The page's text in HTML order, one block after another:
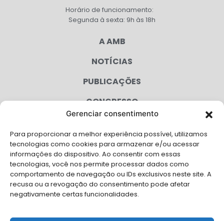
Gerenciar consentimento
Para proporcionar a melhor experiência possível, utilizamos
tecnologias como cookies para armazenar e/ou acessar
informações do dispositivo. Ao consentir com essas
tecnologias, você nos permite processar dados como
comportamento de navegação ou IDs exclusivos neste site. A
recusa ou a revogação do consentimento pode afetar
negativamente certas funcionalidades.
Horário de funcionamento:
Segunda à sexta: 9h às 18h
A AMB
NOTÍCIAS
PUBLICAÇÕES
CONGRESSO
CAMPANHAS
SERVIÇOS
FILIADAS